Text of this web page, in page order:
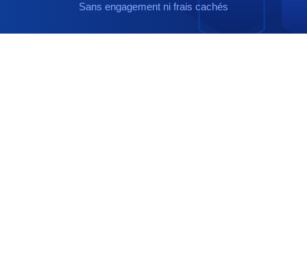
Sans engagement ni frais cachés